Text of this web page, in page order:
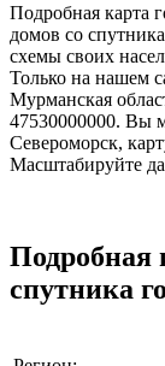
Подробная карта
домов со
схемы своих
Только на нашем
Мурманская
47530000000. Вы
Североморск,
Масштабируйте
Подробная
спутника